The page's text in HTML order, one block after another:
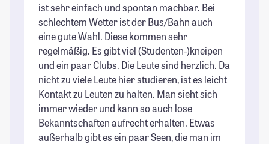
ist sehr einfach und spontan machbar. Bei
schlechtem Wetter ist der Bus/Bahn auch
eine gute Wahl. Diese kommen sehr
regelmäßig. Es gibt viel (Studenten-)kneipen
und ein paar Clubs. Die Leute sind herzlich. Da
nicht zu viele Leute hier studieren, ist es leicht
Kontakt zu Leuten zu halten. Man sieht sich
immer wieder und kann so auch lose
Bekanntschaften aufrecht erhalten. Etwas
außerhalb gibt es ein paar Seen, die man im